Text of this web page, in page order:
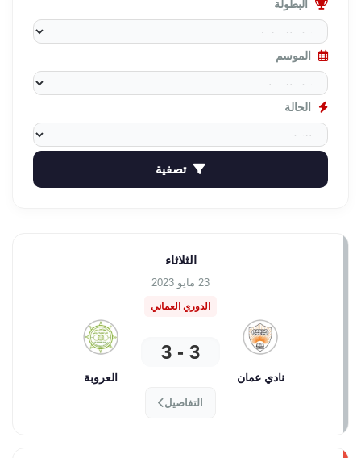
البطولة
الموسم
الحالة
تصفية
الثلاثاء
23 مايو 2023
الدوري العماني
نادي عمان
3 - 3
العروبة
التفاصيل